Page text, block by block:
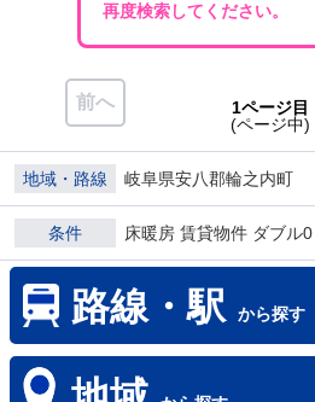
再度検索してください。
前へ
1ページ目
(ページ中)
地域・路線 岐阜県安八郡輪之内町
条件 床暖房 賃貸物件 ダブル0
路線・駅 から探す